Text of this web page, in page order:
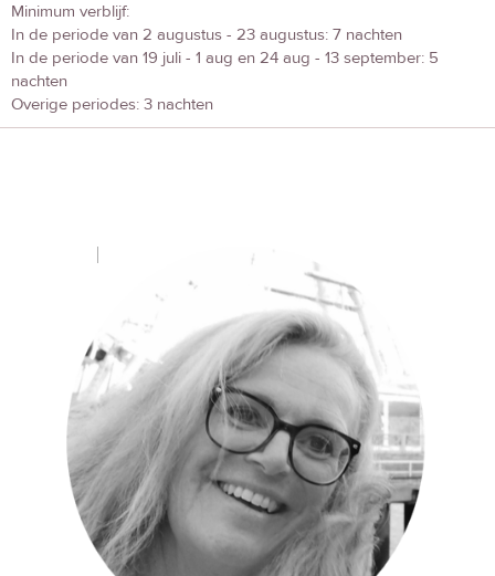
Minimum verblijf:
In de periode van 2 augustus - 23 augustus: 7 nachten
In de periode van 19 juli - 1 aug en 24 aug - 13 september: 5
nachten
Overige periodes: 3 nachten